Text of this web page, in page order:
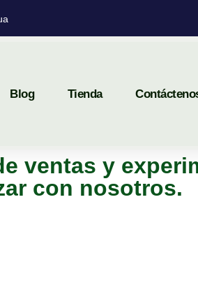
Blog Tienda
ventas y
con nosotros.